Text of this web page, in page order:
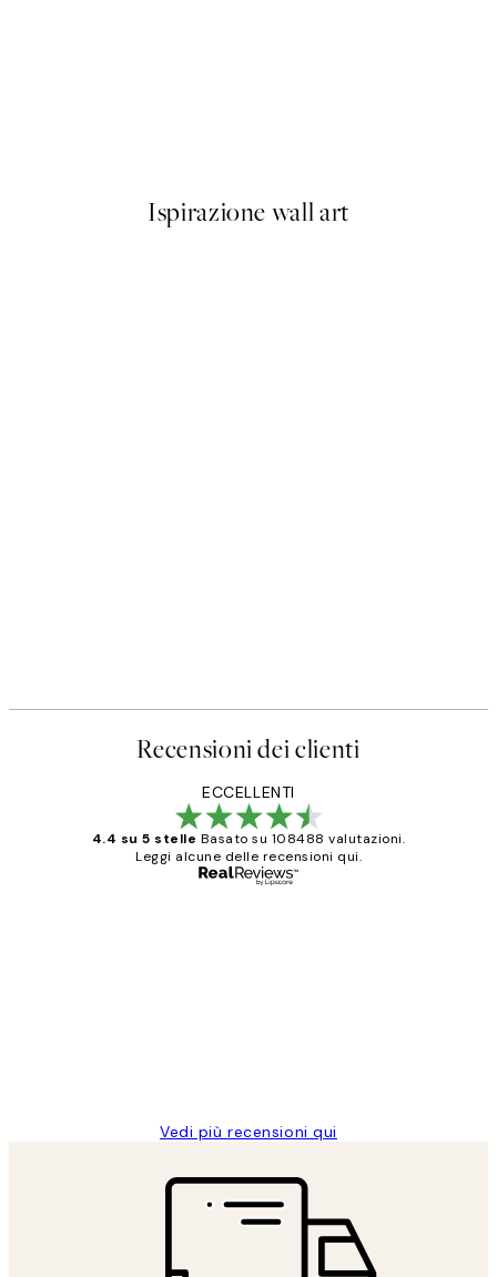
Ispirazione wall art
Recensioni dei clienti
ECCELLENTI
4.4 su 5 stelle Basato su 108488 valutazioni.
Leggi alcune delle recensioni qui.
Vedi più recensioni qui